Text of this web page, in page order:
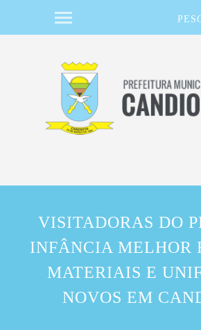
VISITADORAS DO
INFÂNCIA MELHOR
MATERIAIS E
NOVOS EM